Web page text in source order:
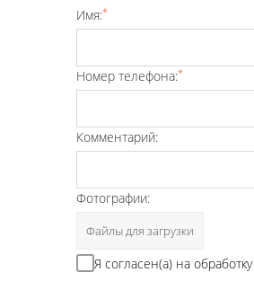
Имя:*
Номер телефона:*
Комментарий:
Фотографии:
Файлы для загрузки
Я согласен(а) на обработку